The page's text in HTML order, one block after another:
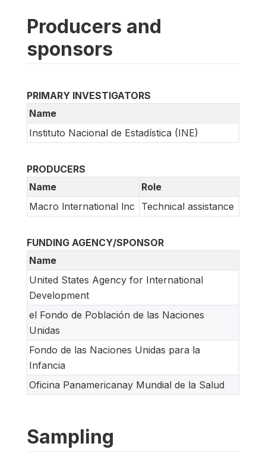
Producers and
sponsors
PRIMARY INVESTIGATORS
Name
Instituto Nacional de Estadística (INE)
PRODUCERS
Name
Role
Macro lnternational lnc
Technical assistance
FUNDING AGENCY/SPONSOR
Name
United States Agency for International
Development
el Fondo de Población de las Naciones
Unidas
Fondo de las Naciones Unidas para la
Infancia
Oficina Panamericanay Mundial de la Salud
Sampling